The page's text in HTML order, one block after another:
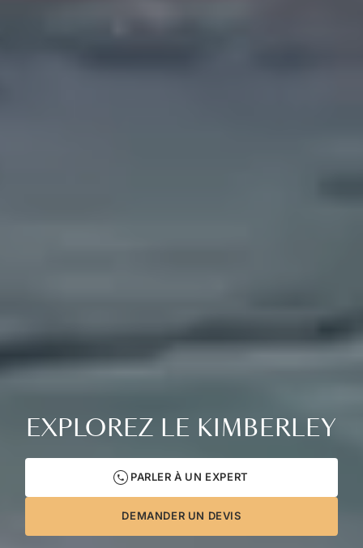
EXPLOREZ LE KIMBERLEY
PARLER À UN EXPERT
DEMANDER UN DEVIS